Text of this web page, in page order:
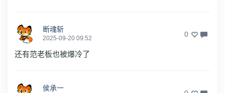
断魂斩
2025-09-20 09:52 0
还有范老板也被爆冷了
侯承一